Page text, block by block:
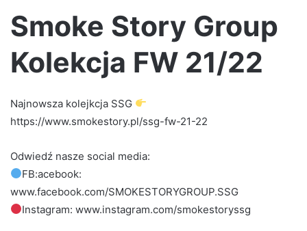
Smoke Story Group
Kolekcja FW 21/22
Najnowsza kolejkcja SSG
https://www.smokestory.pl/ssg-fw-21-22
Odwiedź nasze social media:
FB:acebook:
www.facebook.com/SMOKESTORYGROUP.SSG
Instagram: www.instagram.com/smokestoryssg